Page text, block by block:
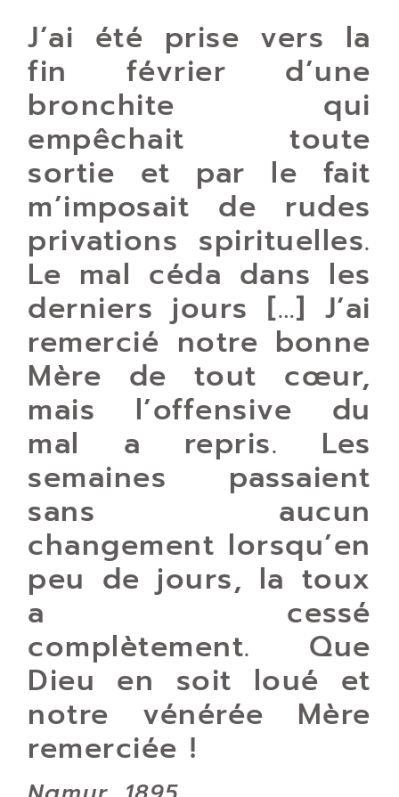
J’ai été prise vers la
fin février d’une
bronchite qui
empêchait toute
sortie et par le fait
m’imposait de rudes
privations spirituelles.
Le mal céda dans les
derniers jours […] J’ai
remercié notre bonne
Mère de tout cœur,
mais l’offensive du
mal a repris. Les
semaines passaient
sans aucun
changement lorsqu’en
peu de jours, la toux
a cessé
complètement. Que
Dieu en soit loué et
notre vénérée Mère
remerciée !